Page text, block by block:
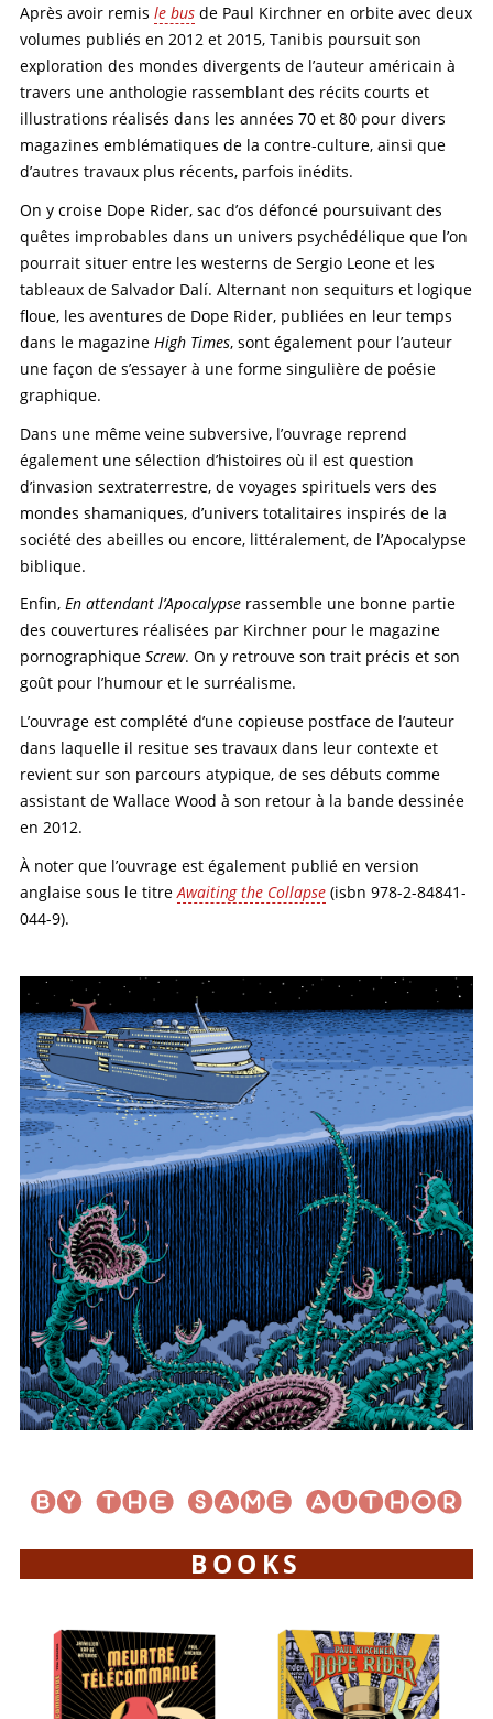
Après avoir remisle bus de Paul Kirchner en orbite avec deux
volumes publiés en 2012 et 2015, Tanibis poursuit son
exploration des mondes divergents de l’auteur américain à
travers une anthologie rassemblant des récits courts et
illustrations réalisés dans les années 70 et 80 pour divers
magazines emblématiques de la contre-culture, ainsi que
d’autres travaux plus récents, parfois inédits.
On y croise Dope Rider, sac d’os défoncé poursuivant des
quêtes improbables dans un univers psychédélique que l’on
pourrait situer entre les westerns de Sergio Leone et les
tableaux de Salvador Dalí. Alternant non sequiturs et logique
floue, les aventures de Dope Rider, publiées en leur temps
dans le magazine High Times, sont également pour l’auteur
une façon de s’essayer à une forme singulière de poésie
graphique.
Dans une même veine subversive, l’ouvrage reprend
également une sélection d’histoires où il est question
d’invasion sextraterrestre, de voyages spirituels vers des
mondes shamaniques, d’univers totalitaires inspirés de la
société des abeilles ou encore, littéralement, de l’Apocalypse
biblique.
Enfin,En attendant l’Apocalypse rassemble une bonne partie
des couvertures réalisées par Kirchner pour le magazine
pornographiqueScrew. On y retrouve son trait précis et son
goût pour l’humour et le surréalisme.
L’ouvrage est complété d’une copieuse postface de l’auteur
dans laquelle il resitue ses travaux dans leur contexte et
revient sur son parcours atypique, de ses débuts comme
assistant de Wallace Wood à son retour à la bande dessinée
en 2012.
À noter que l’ouvrage est également publié en version
anglaise sous le titreAwaiting the Collapse (isbn 978-2-84841-
044-9).
BOOKS